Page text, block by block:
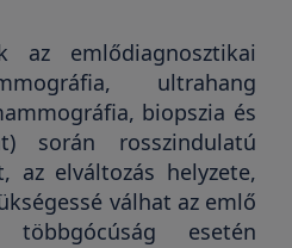
az emlődiagnosztikai
ultrahang
biopszia és
során rosszindulatú
az elváltozás helyzete,
válhat az emlő
esetén